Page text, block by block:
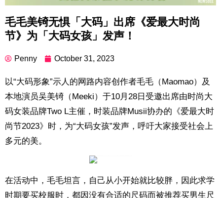
毛毛美锜无惧「大码」出席《爱最大时尚
节》为「大码女孩」发声！
Penny October 31, 2023
以“大码形象”示人的网路内容创作者毛毛（Maomao）及
本地演员吴美锜（Meeki）于10月28日受邀出席由时尚大
码女装品牌Two L主催，时装品牌Musii协办的《爱最大时
尚节2023》时，为“大码女孩”发声，呼吁大家接受社会上
多元的美。
在活动中，毛毛坦言，自己从小开始就比较胖，因此求学
时期要买校服时，都因没有合适的尺码而被推荐买男生尺